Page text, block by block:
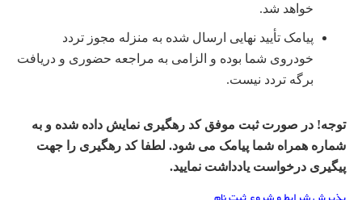
خواهد شد.
پیامک تأیید نهایی ارسال شده به منزله مجوز تردد
خودروی شما بوده و الزامی به مراجعه حضوری و دریافت
برگه تردد نیست.
توجه! در صورت ثبت موفق کد رهگیری نمایش داده شده و به
شماره همراه شما پیامک می شود. لطفا کد رهگیری را جهت
پیگیری درخواست یادداشت نمایید.